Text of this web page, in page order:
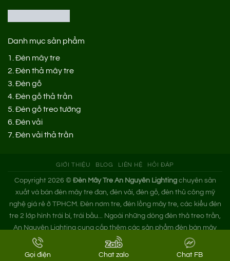
Gọi điện Chat zalo Chat FB
Danh mục sản phẩm
1. Đèn mây tre
2. Đèn thả mây tre
3. Đèn gỗ
4. Đèn gỗ thả trần
5. Đèn gỗ treo tường
6. Đèn vải
7. Đèn vải thả trần
GIỚI THIỆU BLOG LIÊN HỆ HỎI ĐÁP
Copyright 2026 © Đèn Mây Tre An Nguyên Lightingchuyên sản
xuất và bán đèn mây tre đan, đèn vải, đèn gỗ, đèn thủ công mỹ
nghệ giá rẻ ở TPHCM. Đèn nơm tre, đèn lồng mây tre, các kiểu đèn
tre 2 lớp hình trái bí, trái bầu... Ngoài những dòng đèn thả treo trần,
An Nguyên Lighting cung cấp thêm các sản phẩm đèn bàn mây
tre. Nếu bạn cần tìm xưởng đèn mây tre trang trí hoặc mua đèn tre
đan giá sỉ hãy liên hệ ngay An Nguyên nhé!